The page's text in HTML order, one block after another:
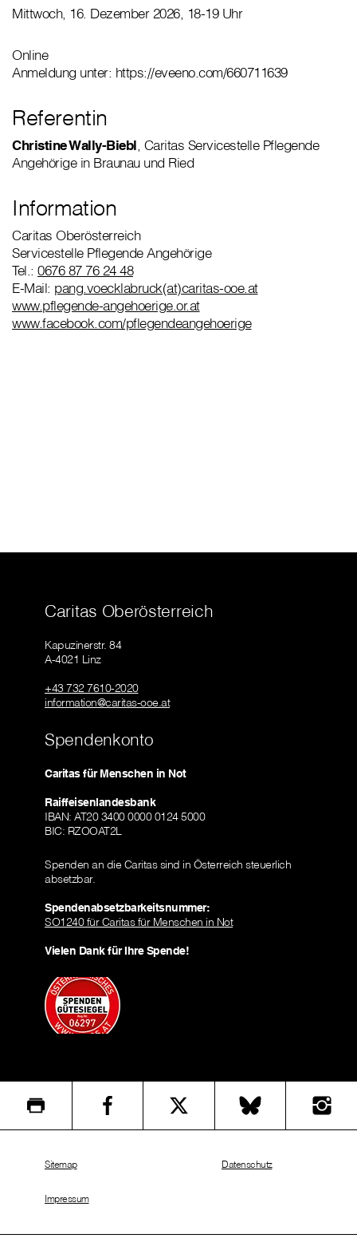
Mittwoch, 16. Dezember 2026, 18-19 Uhr
Online
Anmeldung unter: https://eveeno.com/660711639
Referentin
Christine Wally-Biebl , Caritas Servicestelle Pflegende
Angehörige in Braunau und Ried
Information
Caritas Oberösterreich
Servicestelle Pflegende Angehörige
Tel.: 0676 87 76 24 48
E-Mail: pang.voecklabruck(at)caritas-ooe.at
www.pflegende-angehoerige.or.at
www.facebook.com/pflegendeangehoerige
Caritas Oberösterreich
Kapuzinerstr. 84
A-4021 Linz
+43 732 7610-2020
information@caritas-ooe.at
Spendenkonto
Caritas für Menschen in Not
Raiffeisenlandesbank
IBAN: AT20 3400 0000 0124 5000
BIC: RZOOAT2L
Spenden an die Caritas sind in Österreich steuerlich
absetzbar.
Spendenabsetzbarkeitsnummer:
SO1240 für Caritas für Menschen in Not
Vielen Dank für Ihre Spende!
Sitemap
Impressum
Datenschutz